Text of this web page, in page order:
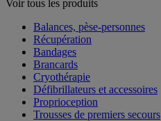
Voir tous les produits
Balances, pèse-personnes
Récupération
Bandages
Brancards
Cryothérapie
Défibrillateurs et accessoires
Proprioception
Trousses de premiers secours